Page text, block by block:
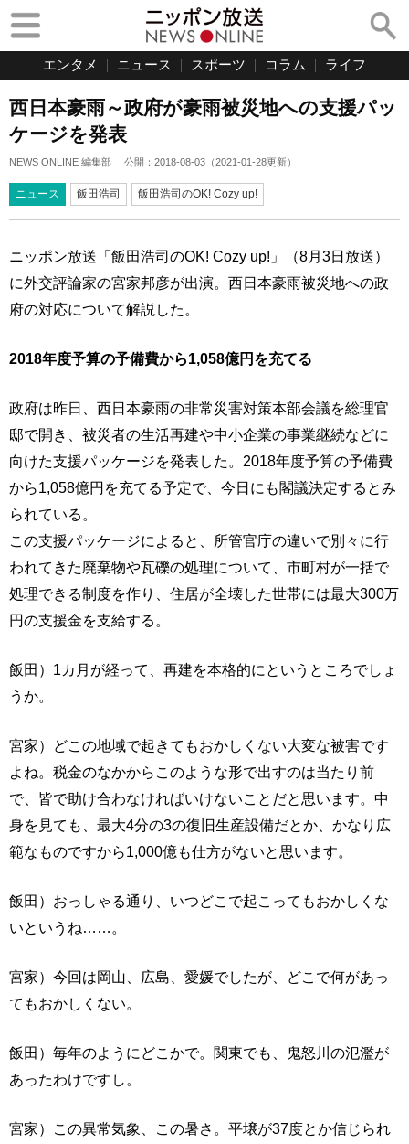
エンタメ ニュース スポーツ コラム ライフ
西日本豪雨～政府が豪雨被災地への支援パッ
ケージを発表
NEWS ONLINE 編集部 公開： 2018-08-03 （2021-01-28更新）
ニュース 飯田浩司 飯田浩司のOK! Cozy up!
ニッポン放送「飯田浩司のOK! Cozy up!」（8月3日放送）
に外交評論家の宮家邦彦が出演。西日本豪雨被災地への政
府の対応について解説した。
2018年度予算の予備費から1,058億円を充てる
政府は昨日、西日本豪雨の非常災害対策本部会議を総理官
邸で開き、被災者の生活再建や中小企業の事業継続などに
向けた支援パッケージを発表した。2018年度予算の予備費
から1,058億円を充てる予定で、今日にも閣議決定するとみ
られている。
この支援パッケージによると、所管官庁の違いで別々に行
われてきた廃棄物や瓦礫の処理について、市町村が一括で
処理できる制度を作り、住居が全壊した世帯には最大300万
円の支援金を支給する。
飯田）1カ月が経って、再建を本格的にというところでしょ
うか。
宮家）どこの地域で起きてもおかしくない大変な被害です
よね。税金のなかからこのような形で出すのは当たり前
で、皆で助け合わなければいけないことだと思います。中
身を見ても、最大4分の3の復旧生産設備だとか、かなり広
範なものですから1,000億も仕方がないと思います。
飯田）おっしゃる通り、いつどこで起こってもおかしくな
いというね……。
宮家）今回は岡山、広島、愛媛でしたが、どこで何があっ
てもおかしくない。
飯田）毎年のようにどこかで。関東でも、鬼怒川の氾濫が
あったわけですし。
宮家）この異常気象、この暑さ。平壌が37度とか信じられ